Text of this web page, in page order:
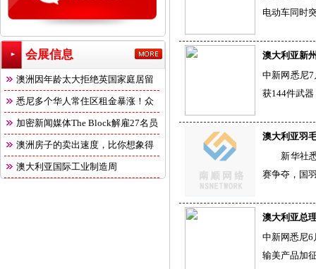
会展信息
澳洲因年龄太大拒绝英国家庭居留
悉尼多个华人常住区租金暴涨！众
多 加密新闻媒体The Block解雇27名员
澳洲房子的卖出速度，比你想象得
快 澳大利亚国际工业制造周
电动车同时
澳大利亚新
中新网悉尼
获144件武
澳大利亚羽
新华社悉
赛争夺，国
澳大利亚总
中新网悉尼6
输美产品加